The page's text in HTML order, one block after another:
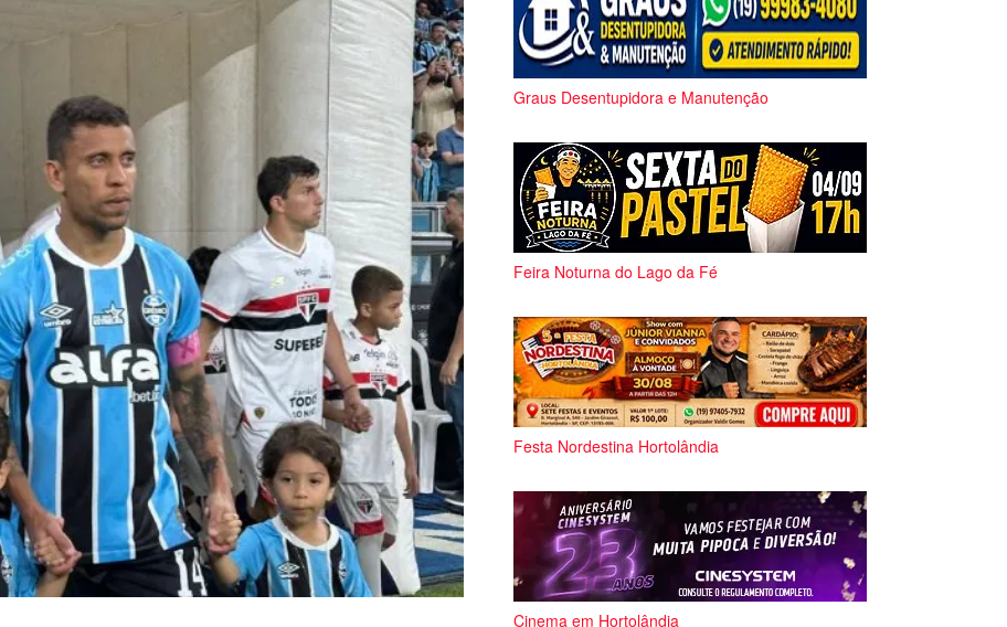
Graus Desentupidora e Manutenção
Feira Noturna do Lago da Fé
Festa Nordestina Hortolândia
Cinema em Hortolândia